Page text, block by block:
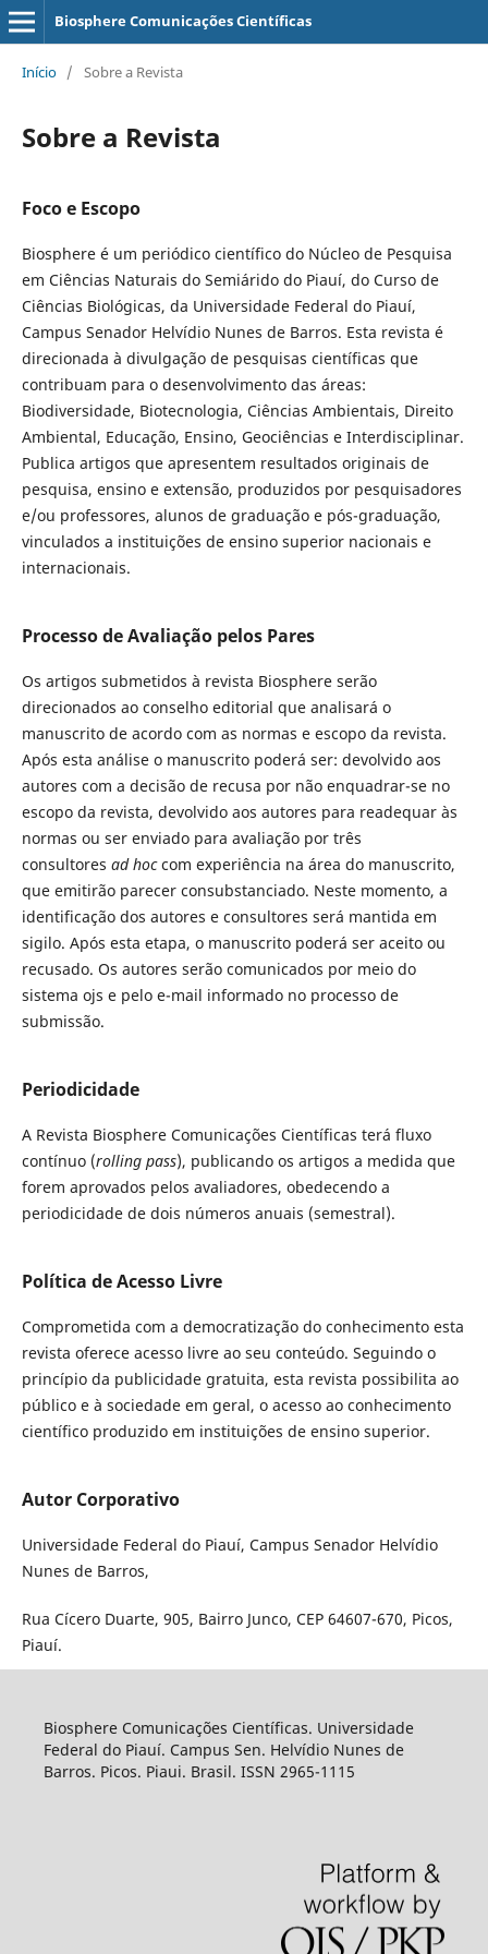
Biosphere Comunicações Científicas
Início / Sobre a Revista
Sobre a Revista
Foco e Escopo
Biosphere é um periódico científico do Núcleo de Pesquisa
em Ciências Naturais do Semiárido do Piauí, do Curso de
Ciências Biológicas, da Universidade Federal do Piauí,
Campus Senador Helvídio Nunes de Barros. Esta revista é
direcionada à divulgação de pesquisas científicas que
contribuam para o desenvolvimento das áreas:
Biodiversidade, Biotecnologia, Ciências Ambientais, Direito
Ambiental, Educação, Ensino, Geociências e Interdisciplinar.
Publica artigos que apresentem resultados originais de
pesquisa, ensino e extensão, produzidos por pesquisadores
e/ou professores, alunos de graduação e pós-graduação,
vinculados a instituições de ensino superior nacionais e
internacionais.
Processo de Avaliação pelos Pares
Os artigos submetidos à revista Biosphere serão
direcionados ao conselho editorial que analisará o
manuscrito de acordo com as normas e escopo da revista.
Após esta análise o manuscrito poderá ser: devolvido aos
autores com a decisão de recusa por não enquadrar-se no
escopo da revista, devolvido aos autores para readequar às
normas ou ser enviado para avaliação por três
consultores ad hoccom experiência na área do manuscrito,
que emitirão parecer consubstanciado. Neste momento, a
identificação dos autores e consultores será mantida em
sigilo. Após esta etapa, o manuscrito poderá ser aceito ou
recusado. Os autores serão comunicados por meio do
sistema ojs e pelo e-mail informado no processo de
submissão.
Periodicidade
A Revista Biosphere Comunicações Científicas terá fluxo
contínuo (rolling pass), publicando os artigos a medida que
forem aprovados pelos avaliadores, obedecendo a
periodicidade de dois números anuais (semestral).
Política de Acesso Livre
Comprometida com a democratização do conhecimento esta
revista oferece acesso livre ao seu conteúdo. Seguindo o
princípio da publicidade gratuita, esta revista possibilita ao
público e à sociedade em geral, o acesso ao conhecimento
científico produzido em instituições de ensino superior.
Autor Corporativo
Universidade Federal do Piauí, Campus Senador Helvídio
Nunes de Barros,
Rua Cícero Duarte, 905, Bairro Junco, CEP 64607-670, Picos,
Piauí.
Biosphere Comunicações Científicas. Universidade
Federal do Piauí. Campus Sen. Helvídio Nunes de
Barros. Picos. Piaui. Brasil. ISSN 2965-1115